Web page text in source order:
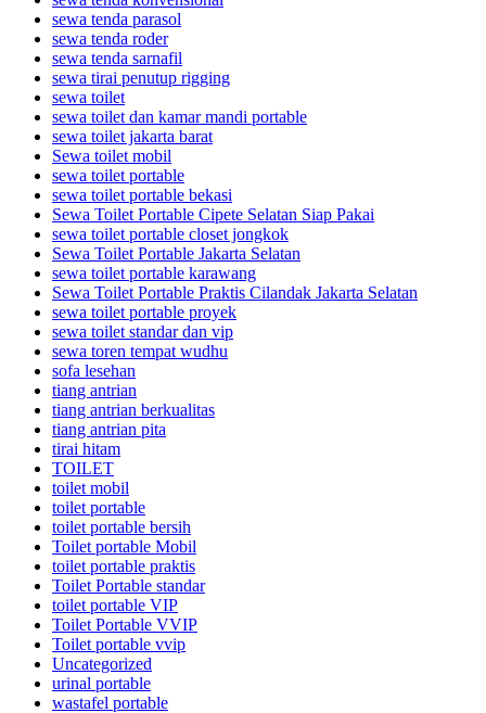
sewa tenda parasol
sewa tenda roder
sewa tenda sarnafil
sewa tirai penutup rigging
sewa toilet
sewa toilet dan kamar mandi portable
sewa toilet jakarta barat
Sewa toilet mobil
sewa toilet portable
sewa toilet portable bekasi
Sewa Toilet Portable Cipete Selatan Siap Pakai
sewa toilet portable closet jongkok
Sewa Toilet Portable Jakarta Selatan
sewa toilet portable karawang
Sewa Toilet Portable Praktis Cilandak Jakarta Selatan
sewa toilet portable proyek
sewa toilet standar dan vip
sewa toren tempat wudhu
sofa lesehan
tiang antrian
tiang antrian berkualitas
tiang antrian pita
tirai hitam
TOILET
toilet mobil
toilet portable
toilet portable bersih
Toilet portable Mobil
toilet portable praktis
Toilet Portable standar
toilet portable VIP
Toilet Portable VVIP
Toilet portable vvip
Uncategorized
urinal portable
wastafel portable